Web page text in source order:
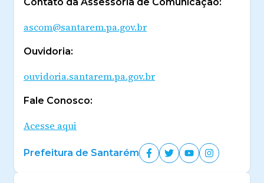
Contato da Assessoria de Comunicação:
ascom@santarem.pa.gov.br
Ouvidoria:
ouvidoria.santarem.pa.gov.br
Fale Conosco:
Acesse aqui
Prefeitura de Santarém